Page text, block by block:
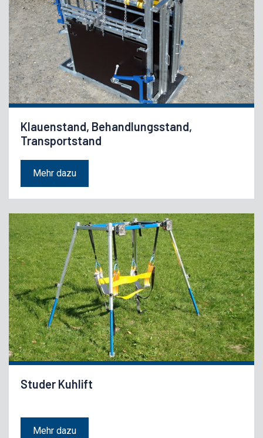
Klauenstand, Behandlungsstand,
Transportstand
Mehr dazu
Studer Kuhlift
Mehr dazu